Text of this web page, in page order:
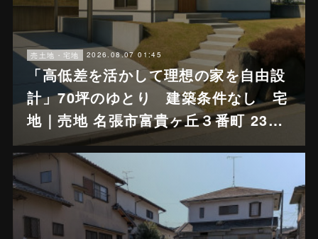
売土地・宅地 2026.08.07 01:45
「高低差を活かして理想の家を自由設
計」70坪のゆとり 建築条件なし 宅
地｜売地 名張市富貴ヶ丘３番町 23…